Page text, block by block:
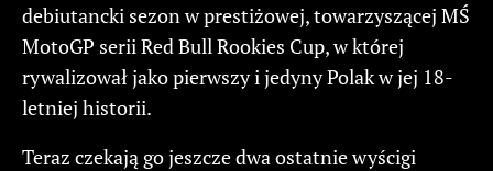
debiutancki sezon w prestiżowej, towarzyszącej MŚ
MotoGP serii Red Bull Rookies Cup, w której
rywalizował jako pierwszy i jedyny Polak w jej 18-
letniej historii.
Teraz czekają go jeszcze dwa ostatnie wyścigi